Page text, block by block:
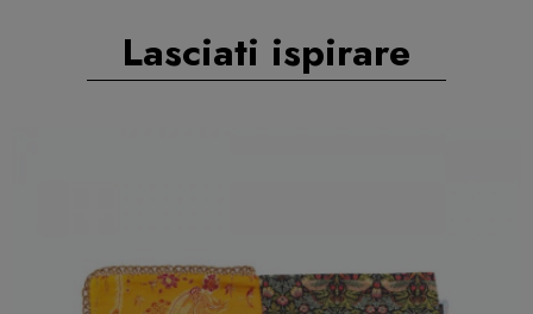
Lasciati ispirare